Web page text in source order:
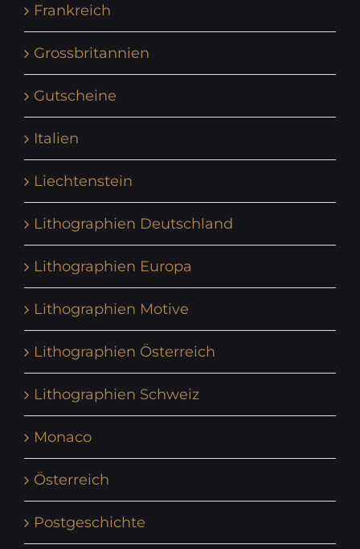
Frankreich
Grossbritannien
Gutscheine
Italien
Liechtenstein
Lithographien Deutschland
Lithographien Europa
Lithographien Motive
Lithographien Österreich
Lithographien Schweiz
Monaco
Österreich
Postgeschichte